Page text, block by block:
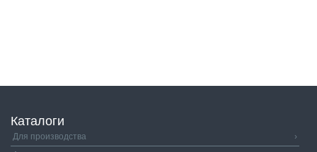
Каталоги
Для производства
›